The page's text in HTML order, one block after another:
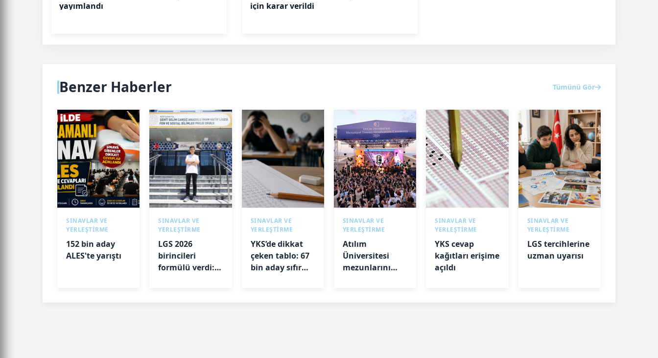
yayımlandı
için karar verildi
Benzer Haberler Tümünü Gör
SINAVLAR VE
YERLEŞTİRME
152 bin aday
ALES'te yarıştı
SINAVLAR VE
YERLEŞTİRME
LGS 2026
birincileri
formülü verdi:
SINAVLAR VE
YERLEŞTİRME
YKS’de dikkat
çeken tablo: 67
bin aday sıfır
SINAVLAR VE
YERLEŞTİRME
Atılım
Üniversitesi
mezunlarını
SINAVLAR VE
YERLEŞTİRME
YKS cevap
kağıtları erişime
açıldı
SINAVLAR VE
YERLEŞTİRME
LGS tercihlerine
uzman uyarısı